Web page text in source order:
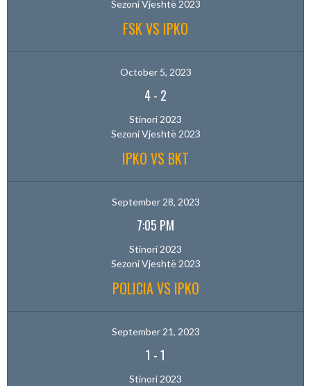
Sezoni Vjeshtë 2023
FSK VS IPKO
October 5, 2023
4- 2
Stinori 2023
Sezoni Vjeshtë 2023
IPKO VS BKT
September 28, 2023
7:05 PM
Stinori 2023
Sezoni Vjeshtë 2023
POLICIA VS IPKO
September 21, 2023
1 -1
Stinori 2023